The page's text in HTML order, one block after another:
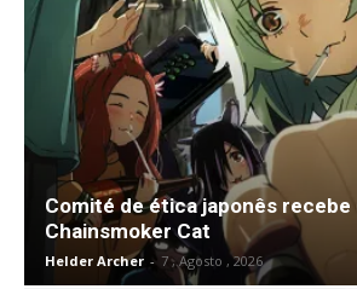
Comité de ética japonês recebe
Chainsmoker Cat
Helder Archer - 7 , Agosto , 2026